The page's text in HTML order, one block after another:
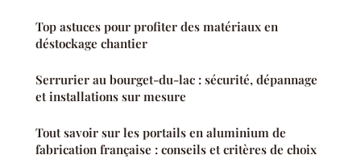
Top astuces pour profiter des matériaux en
déstockage chantier
Serrurier au bourget-du-lac : sécurité, dépannage
et installations sur mesure
Tout savoir sur les portails en aluminium de
fabrication française : conseils et critères de choix